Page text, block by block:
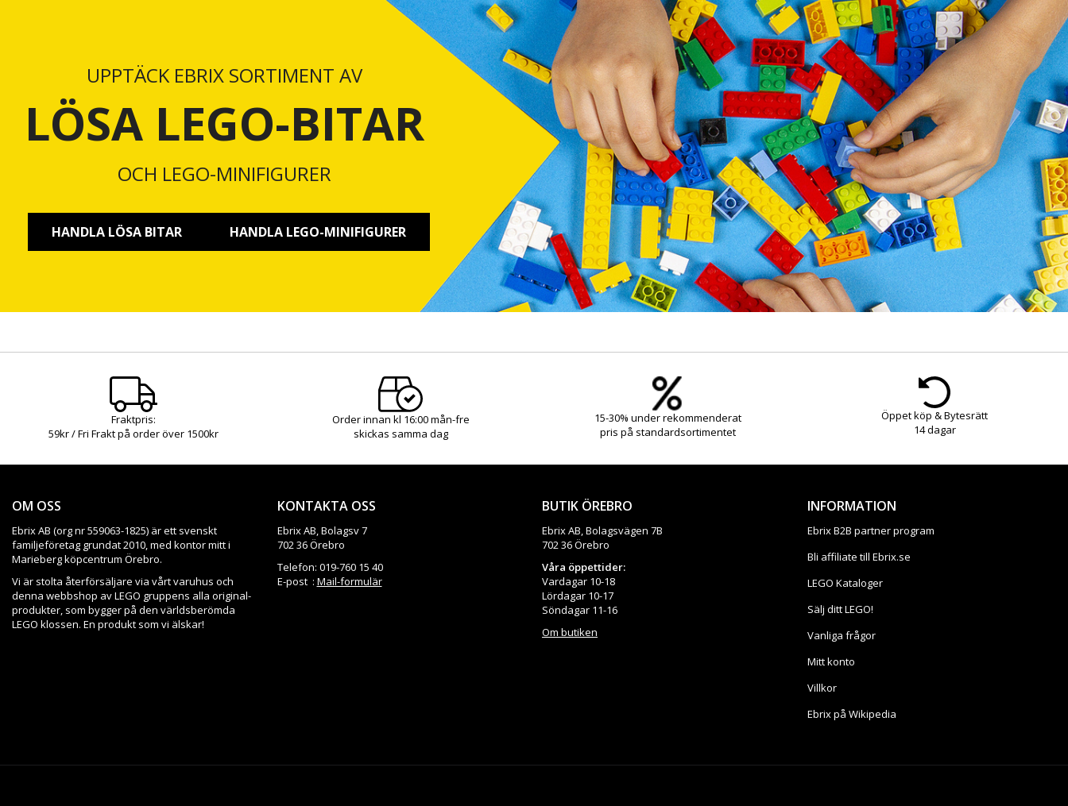
UPPTÄCK EBRIX SORTIMENT AV
LÖSA LEGO-BITAR
OCH LEGO-MINIFIGURER
HANDLA LÖSA BITAR HANDLA LEGO-MINIFIGURER
Fraktpris:
59kr / Fri Frakt på order över 1500kr
Order innan kl 16:00 mån-fre
skickas samma dag
15-30% under rekommenderat
pris på standardsortimentet
Öppet köp & Bytesrätt
14 dagar
OM OSS
Ebrix AB (org nr 559063-1825) är ett svenskt
familjeföretag grundat 2010, med kontor mitt i
Marieberg köpcentrum Örebro.
Vi är stolta återförsäljare via vårt varuhus och
denna webbshop av LEGO gruppens alla original-
produkter, som bygger på den världsberömda
LEGO klossen. En produkt som vi älskar!
KONTAKTA OSS
Ebrix AB, Bolagsv 7
702 36 Örebro
Telefon: 019-760 15 40
E-post : Mail-formulär
BUTIK ÖREBRO
Ebrix AB, Bolagsvägen 7B
702 36 Örebro
Våra öppettider:
Vardagar 10-18
Lördagar 10-17
Söndagar 11-16
Om butiken
INFORMATION
Ebrix B2B partner program
Bli affiliate till Ebrix.se
LEGO Kataloger
Sälj ditt LEGO!
Vanliga frågor
Mitt konto
Villkor
Ebrix på Wikipedia